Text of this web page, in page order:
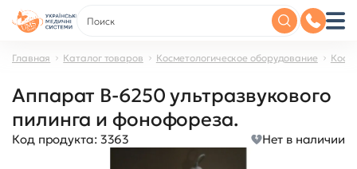
Главная Каталог товаров Косметологическое оборудование
Аппарат B-6250 ультразвукового
пилинга и фонофореза.
Код продукта: 3363 Нет в наличии